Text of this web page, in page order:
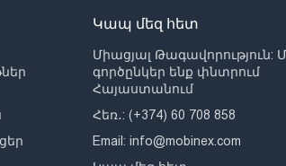
Կապ մեզ հետ
Միացյալ Թագավորություն:
գործընկեր ենք փնտրում
Հայաստանում
Հեռ․: (+374) 60 708 858
Email:info@mobinex.com